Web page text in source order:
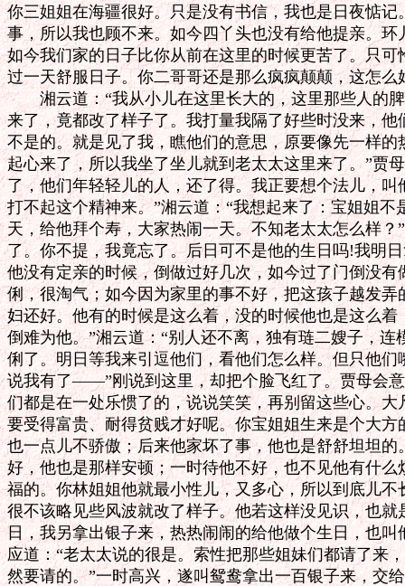
你三姐姐在海疆很好。只是没有书信，我也是日夜惦
事，所以我也顾不来。如今四丫头也没有给他提亲。环
如今我们家的日子比你从前在这里的时候更苦了。只
过一天舒服日子。你二哥哥还是那么疯疯颠颠，这怎么
湘云道：“我从小儿在这里长大的，这里那些人的脾
来了，竟都改了样子了。我打量我隔了好些时没来，
不是的。就是见了我，瞧他们的意思，原要像先一样
起心来了，所以我坐了坐儿就到老太太这里来了。”贾
了，他们年轻轻儿的人，还了得。我正要想个法儿，
打不起这个精神来。”湘云道：“我想起来了：宝姐姐不
天，给他拜个寿，大家热闹一天。不知老太太怎么样？
了。你不提，我竟忘了。后日可不是他的生日吗!我明
他没有定亲的时候，倒做过好几次，如今过了门倒没
俐，很淘气；如今因为家里的事不好，把这孩子越发
妇还好。他有的时候是这么着，没的时候他也是这么
倒难为他。”湘云道：“别人还不离，独有琏二嫂子，连
俐了。明日等我来引逗他们，看他们怎么样。但只他
说我有了——”刚说到这里，却把个脸飞红了。贾母会
们都是在一处乐惯了的，说说笑笑，再别留这些心。
要受得富贵、耐得贫贱才好呢。你宝姐姐生来是个大
也一点儿不骄傲；后来他家坏了事，他也是舒舒坦坦
好，他也是那样安顿；一时待他不好，也不见他有什
福的。你林姐姐他就最小性儿，又多心，所以到底儿
很不该略见些风波就改了样子。他若这样没见识，也
日，我另拿出银子来，热热闹闹的给他做个生日，也叫
应道：“老太太说的很是。索性把那些姐妹们都请了来
然要请的。”一时高兴，遂叫鸳鸯拿出一百银子来，交